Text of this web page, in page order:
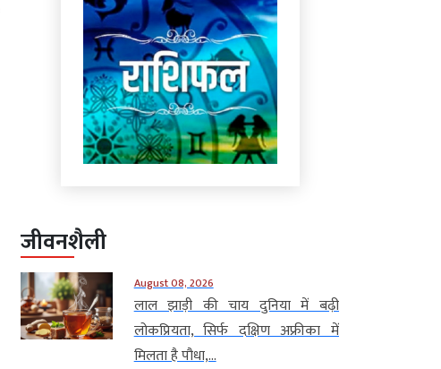
जीवनशैली
August 08, 2026
लाल झाड़ी की चाय दुनिया में बढ़ी
लोकप्रियता, सिर्फ दक्षिण अफ्रीका में
मिलता है पौधा,...